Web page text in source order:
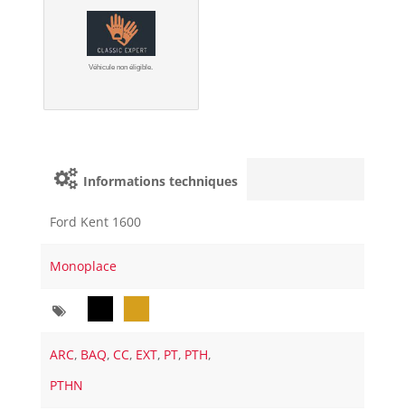
Véhicule non éligible.
Informations techniques
Ford Kent 1600
Monoplace
ARC, BAQ, CC, EXT, PT, PTH,
PTHN